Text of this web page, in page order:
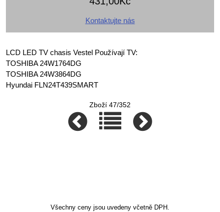
Kontaktujte nás
LCD LED TV chasis Vestel Používají TV:
TOSHIBA 24W1764DG
TOSHIBA 24W3864DG
Hyundai FLN24T439SMART
Zboží 47/352
Všechny ceny jsou uvedeny včetně DPH.